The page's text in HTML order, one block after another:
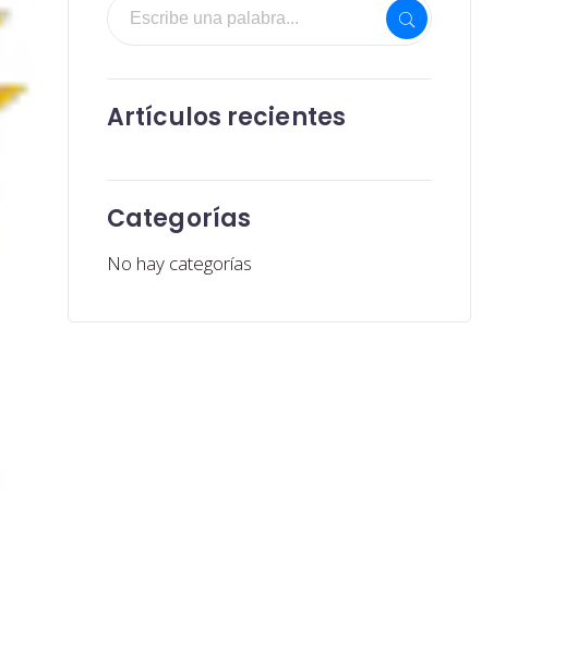
Artículos recientes
Categorías
No hay categorías